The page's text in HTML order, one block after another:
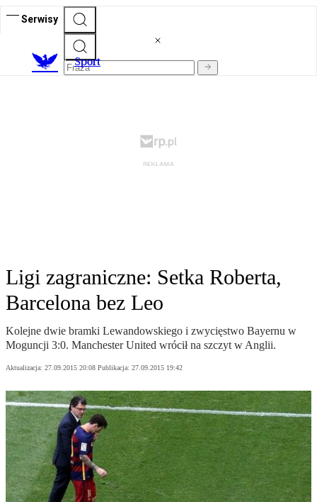
Serwisy
Sport
Ligi zagraniczne: Setka Roberta,
Barcelona bez Leo
Kolejne dwie bramki Lewandowskiego i zwycięstwo Bayernu w
Moguncji 3:0. Manchester United wrócił na szczyt w Anglii.
Aktualizacja: 27.09.2015 20:08 Publikacja: 27.09.2015 19:42